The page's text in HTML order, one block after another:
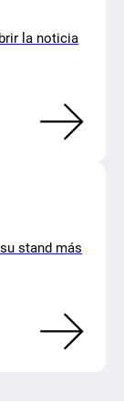
la noticia
stand más